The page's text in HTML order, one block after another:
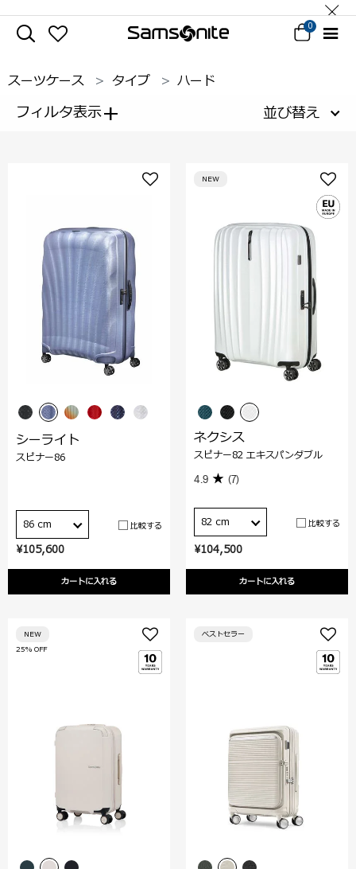
0
スーツケース タイプ ハード
フィルタ表示+ 並び替え
¥105,600
カートに入れる
シーライト
スピナー86
86 cm 比較する
¥104,500
カートに入れる
NEW
ネクシス
スピナー82 エキスパンダブル
4.9 (7)
82 cm 比較する
25% OFF
NEW ベストセラー